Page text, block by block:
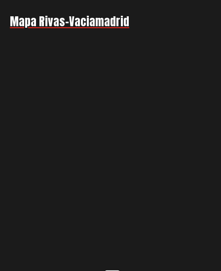
Mapa Rivas-Vaciamadrid